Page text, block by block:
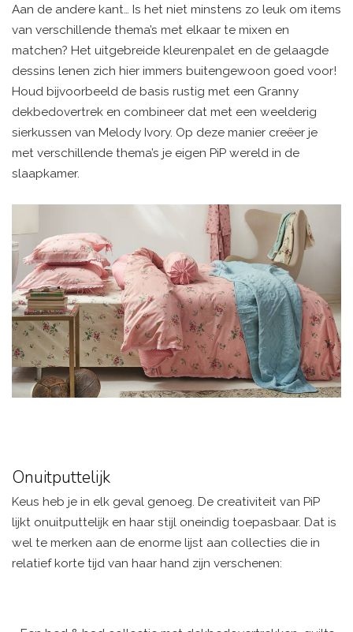
Aan de andere kant… Is het niet minstens zo leuk om items
van verschillende thema’s met elkaar te mixen en
matchen? Het uitgebreide kleurenpalet en de gelaagde
dessins lenen zich hier immers buitengewoon goed voor!
Houd bijvoorbeeld de basis rustig met een Granny
dekbedovertrek en combineer dat met een weelderig
sierkussen van Melody Ivory. Op deze manier creëer je
met verschillende thema’s je eigen PiP wereld in de
slaapkamer.
Onuitputtelijk
Keus heb je in elk geval genoeg. De creativiteit van PiP
lijkt onuitputtelijk en haar stijl oneindig toepasbaar. Dat is
wel te merken aan de enorme lijst aan collecties die in
relatief korte tijd van haar hand zijn verschenen: